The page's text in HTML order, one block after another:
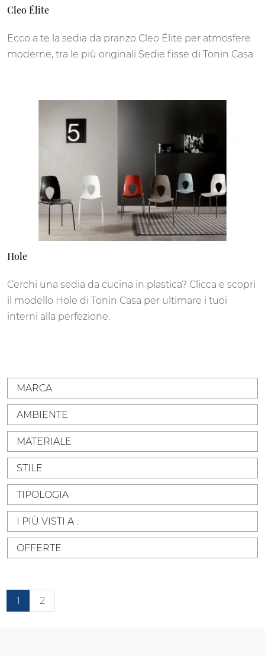
Cleo Élite
Ecco a te la sedia da pranzo Cleo Élite per atmosfere
moderne, tra le più originali Sedie fisse di Tonin Casa.
Hole
Cerchi una sedia da cucina in plastica? Clicca e scopri
il modello Hole di Tonin Casa per ultimare i tuoi
interni alla perfezione.
MARCA
AMBIENTE
MATERIALE
STILE
TIPOLOGIA
I PIÙ VISTI A :
OFFERTE
1 2